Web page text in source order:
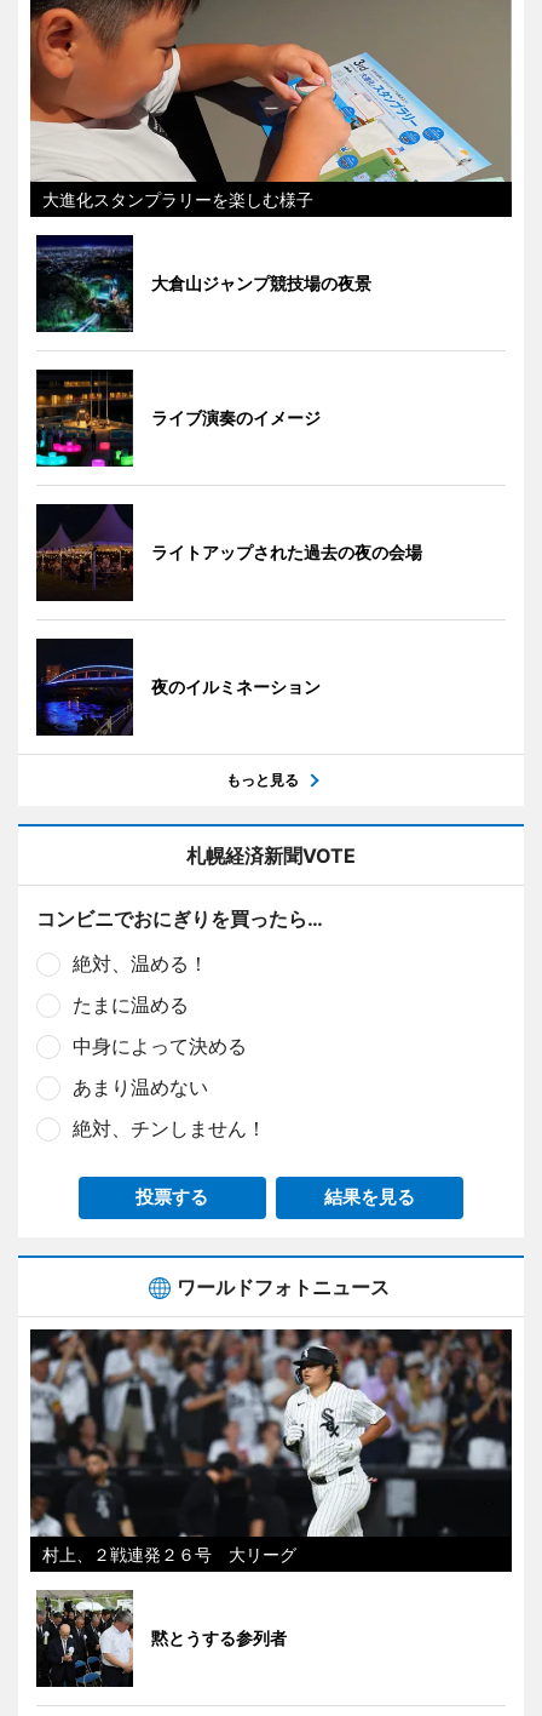
大進化スタンプラリーを楽しむ様子
大倉山ジャンプ競技場の夜景
ライブ演奏のイメージ
ライトアップされた過去の夜の会場
夜のイルミネーション
もっと見る
札幌経済新聞VOTE
コンビニでおにぎりを買ったら…
絶対、温める！
たまに温める
中身によって決める
あまり温めない
絶対、チンしません！
投票する 結果を見る
ワールドフォトニュース
村上、２戦連発２６号 大リーグ
黙とうする参列者